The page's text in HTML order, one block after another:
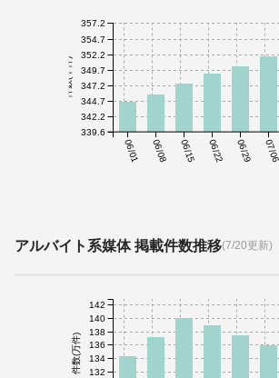
06/01 06/08 06/15 06/22 06/29 07/06
件数(千件)
339.6
342.2
344.7
347.2
349.7
352.2
354.7
357.2
アルバイト系媒体 掲載件数推移(7/20更新)
件数(万件) 132
134
136
138
140
142